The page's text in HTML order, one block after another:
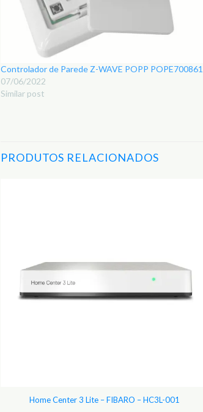
Controlador de Parede Z-WAVE POPP POPE700861
07/06/2022
Similar post
PRODUTOS RELACIONADOS
Home Center 3 Lite – FIBARO – HC3L-001